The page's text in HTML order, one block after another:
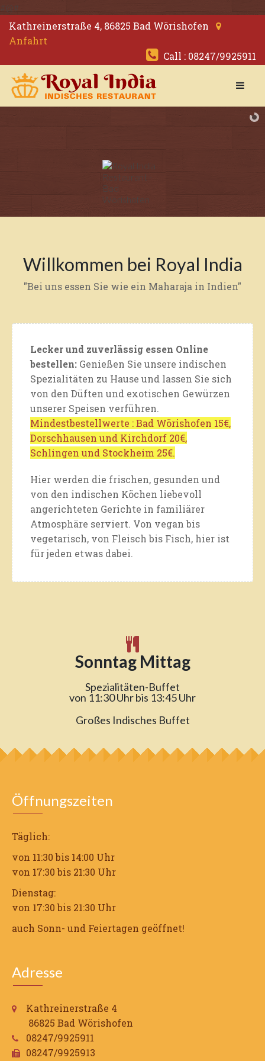
#@#
Kathreinerstraße 4, 86825 Bad Wörishofen
Anfahrt
Call : 08247/9925911
Willkommen bei Royal India
"Bei uns essen Sie wie ein Maharaja in Indien"
Lecker und zuverlässig essen Online
bestellen: Genießen Sie unsere indischen
Spezialitäten zu Hause und lassen Sie sich
von den Düften und exotischen Gewürzen
unserer Speisen verführen.
Mindestbestellwerte : Bad Wörishofen 15€,
Dorschhausen und Kirchdorf 20€,
Schlingen und Stockheim 25€.
Hier werden die frischen, gesunden und
von den indischen Köchen liebevoll
angerichteten Gerichte in familiärer
Atmosphäre serviert. Von vegan bis
vegetarisch, von Fleisch bis Fisch, hier ist
für jeden etwas dabei.
Sonntag Mittag
Spezialitäten-Buffet
von 11:30 Uhr bis 13:45 Uhr
Großes Indisches Buffet
Öffnungszeiten
Täglich:
von 11:30 bis 14:00 Uhr
von 17:30 bis 21:30 Uhr
Dienstag:
von 17:30 bis 21:30 Uhr
auch Sonn- und Feiertagen geöffnet!
Adresse
Kathreinerstraße 4
86825 Bad Wörishofen
08247/9925911
08247/9925913